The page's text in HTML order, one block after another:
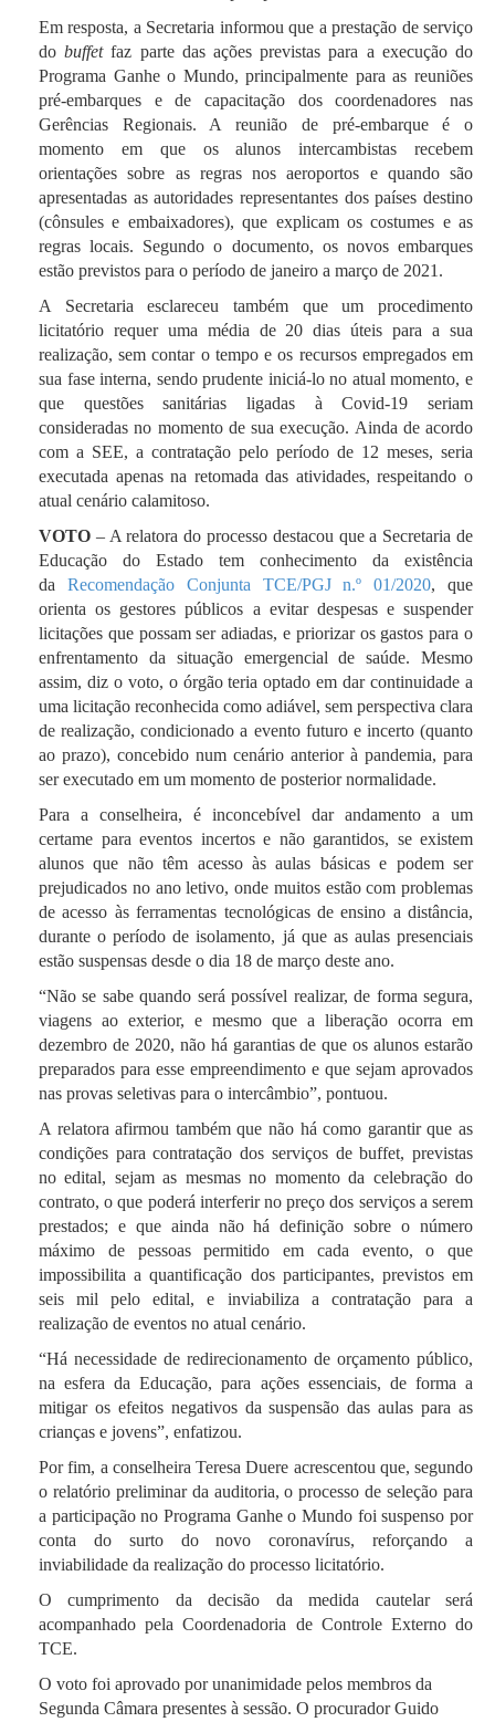
Em resposta, a Secretaria informou que a prestação de serviço
dobuffetfaz parte das ações previstas para a execução do
Programa Ganhe o Mundo, principalmente para as reuniões
pré-embarques e de capacitação dos coordenadores nas
Gerências Regionais. A reunião de pré-embarque é o
momento em que os alunos intercambistas recebem
orientações sobre as regras nos aeroportos e quando são
apresentadas as autoridades representantes dos países destino
(cônsules e embaixadores), que explicam os costumes e as
regras locais. Segundo o documento, os novos embarques
estão previstos para o período de janeiro a março de 2021.
A Secretaria esclareceu também que um procedimento
licitatório requer uma média de 20 dias úteis para a sua
realização, sem contar o tempo e os recursos empregados em
sua fase interna, sendo prudente iniciá-lo no atual momento, e
que questões sanitárias ligadas à Covid-19 seriam
consideradas no momento de sua execução. Ainda de acordo
com a SEE, a contratação pelo período de 12 meses, seria
executada apenas na retomada das atividades, respeitando o
atual cenário calamitoso.
VOTO – A relatora do processo destacou que a Secretaria de
Educação do Estado tem conhecimento da existência
da Recomendação Conjunta TCE/PGJ n.º 01/2020, que
orienta os gestores públicos a evitar despesas e suspender
licitações que possam ser adiadas, e priorizar os gastos para o
enfrentamento da situação emergencial de saúde. Mesmo
assim, diz o voto, o órgão teria optado em dar continuidade a
uma licitação reconhecida como adiável, sem perspectiva clara
de realização, condicionado a evento futuro e incerto (quanto
ao prazo), concebido num cenário anterior à pandemia, para
ser executado em um momento de posterior normalidade.
Para a conselheira, é inconcebível dar andamento a um
certame para eventos incertos e não garantidos, se existem
alunos que não têm acesso às aulas básicas e podem ser
prejudicados no ano letivo, onde muitos estão com problemas
de acesso às ferramentas tecnológicas de ensino a distância,
durante o período de isolamento, já que as aulas presenciais
estão suspensas desde o dia 18 de março deste ano.
“Não se sabe quando será possível realizar, de forma segura,
viagens ao exterior, e mesmo que a liberação ocorra em
dezembro de 2020, não há garantias de que os alunos estarão
preparados para esse empreendimento e que sejam aprovados
nas provas seletivas para o intercâmbio”, pontuou.
A relatora afirmou também que não há como garantir que as
condições para contratação dos serviços de buffet, previstas
no edital, sejam as mesmas no momento da celebração do
contrato, o que poderá interferir no preço dos serviços a serem
prestados; e que ainda não há definição sobre o número
máximo de pessoas permitido em cada evento, o que
impossibilita a quantificação dos participantes, previstos em
seis mil pelo edital, e inviabiliza a contratação para a
realização de eventos no atual cenário.
“Há necessidade de redirecionamento de orçamento público,
na esfera da Educação, para ações essenciais, de forma a
mitigar os efeitos negativos da suspensão das aulas para as
crianças e jovens”, enfatizou.
Por fim, a conselheira Teresa Duere acrescentou que, segundo
o relatório preliminar da auditoria, o processo de seleção para
a participação no Programa Ganhe o Mundo foi suspenso por
conta do surto do novo coronavírus, reforçando a
inviabilidade da realização do processo licitatório.
O cumprimento da decisão da medida cautelar será
acompanhado pela Coordenadoria de Controle Externo do
TCE.
O voto foi aprovado por unanimidade pelos membros da
Segunda Câmara presentes à sessão. O procurador Guido